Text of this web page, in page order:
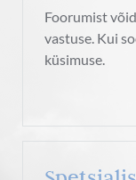
Foorumist
vastuse. Kui
küsimuse.